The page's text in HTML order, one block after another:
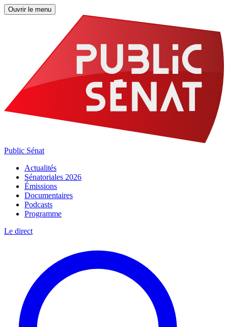
Ouvrir le menu
Public Sénat
Actualités
Sénatoriales 2026
Émissions
Documentaires
Podcasts
Programme
Le direct